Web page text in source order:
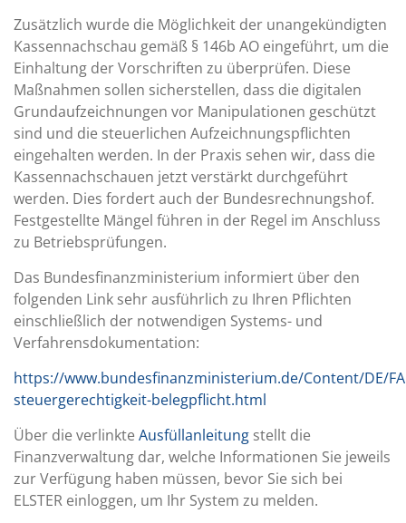
Zusätzlich wurde die Möglichkeit der unangekündigten
Kassennachschau gemäß § 146b AO eingeführt, um die
Einhaltung der Vorschriften zu überprüfen. Diese
Maßnahmen sollen sicherstellen, dass die digitalen
Grundaufzeichnungen vor Manipulationen geschützt
sind und die steuerlichen Aufzeichnungspflichten
eingehalten werden. In der Praxis sehen wir, dass die
Kassennachschauen jetzt verstärkt durchgeführt
werden. Dies fordert auch der Bundesrechnungshof.
Festgestellte Mängel führen in der Regel im Anschluss
zu Betriebsprüfungen.
Das Bundesfinanzministerium informiert über den
folgenden Link sehr ausführlich zu Ihren Pflichten
einschließlich der notwendigen Systems- und
Verfahrensdokumentation:
https://www.bundesfinanzministerium.de/Content/DE/
steuergerechtigkeit-belegpflicht.html
Über die verlinkte Ausfüllanleitung stellt die
Finanzverwaltung dar, welche Informationen Sie jeweils
zur Verfügung haben müssen, bevor Sie sich bei
ELSTER einloggen, um Ihr System zu melden.